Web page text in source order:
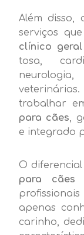
Além disso,
serviços
clínico
tosa,
trabalhar
para cães,
e integrado
O
para cães
apenas
carinho,